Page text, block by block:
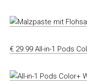
€ 29.99 All-in-1 Pods